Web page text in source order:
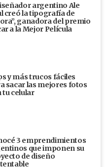
argentino Ale
creó la tipografía de
ganadora del premio
a la Mejor Película
y más trucos fáciles
sacar las mejores fotos
tu celular
3 emprendimientos
que imponen su
de diseño